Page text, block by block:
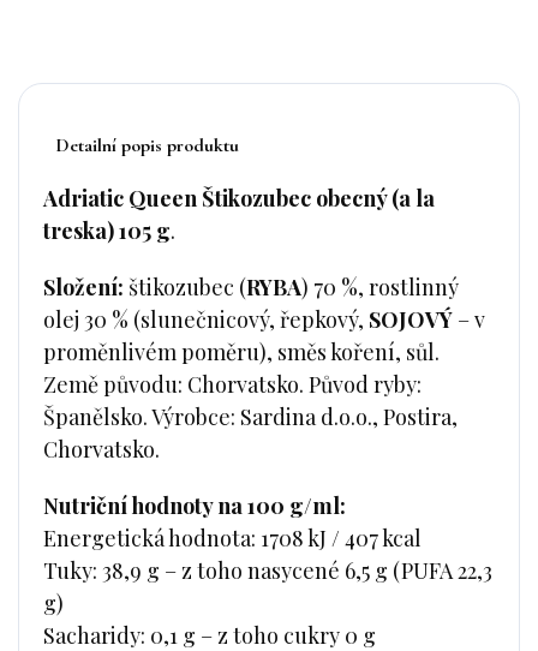
Detailní popis produktu
Adriatic Queen Štikozubec obecný (a la
treska) 105 g.
Složení: štikozubec (RYBA) 70 %, rostlinný
olej 30 % (slunečnicový, řepkový, SOJOVÝ – v
proměnlivém poměru), směs koření, sůl.
Země původu: Chorvatsko. Původ ryby:
Španělsko. Výrobce: Sardina d.o.o., Postira,
Chorvatsko.
Nutriční hodnoty na 100 g/ml:
Energetická hodnota: 1708 kJ / 407 kcal
Tuky: 38,9 g – z toho nasycené 6,5 g (PUFA 22,3
g)
Sacharidy: 0,1 g – z toho cukry 0 g